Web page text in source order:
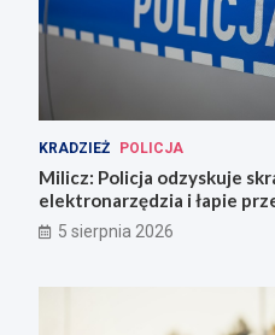
KRADZIEŻ POLICJA
Milicz: Policja odzyskuje
elektronarzędzia i łapie
narkotykami
5 sierpnia 2026